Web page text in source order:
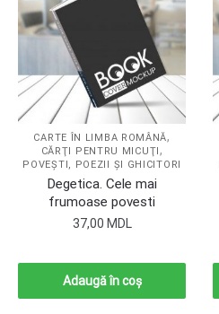
CARTE ÎN LIMBA ROMÂNĂ,
CĂRŢI PENTRU MICUŢI ,
POVEŞTI, POEZII ŞI GHICITORI
Degetica. Cele mai
frumoase povesti
37,00 MDL
Adaugă în coș